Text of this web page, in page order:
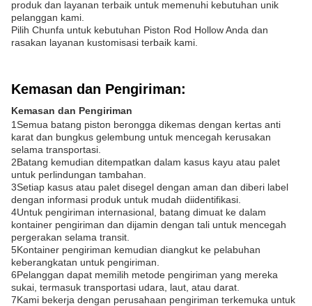
produk dan layanan terbaik untuk memenuhi kebutuhan unik
pelanggan kami.
Pilih Chunfa untuk kebutuhan Piston Rod Hollow Anda dan
rasakan layanan kustomisasi terbaik kami.
Kemasan dan Pengiriman:
Kemasan dan Pengiriman
1Semua batang piston berongga dikemas dengan kertas anti
karat dan bungkus gelembung untuk mencegah kerusakan
selama transportasi.
2Batang kemudian ditempatkan dalam kasus kayu atau palet
untuk perlindungan tambahan.
3Setiap kasus atau palet disegel dengan aman dan diberi label
dengan informasi produk untuk mudah diidentifikasi.
4Untuk pengiriman internasional, batang dimuat ke dalam
kontainer pengiriman dan dijamin dengan tali untuk mencegah
pergerakan selama transit.
5Kontainer pengiriman kemudian diangkut ke pelabuhan
keberangkatan untuk pengiriman.
6Pelanggan dapat memilih metode pengiriman yang mereka
sukai, termasuk transportasi udara, laut, atau darat.
7Kami bekerja dengan perusahaan pengiriman terkemuka untuk